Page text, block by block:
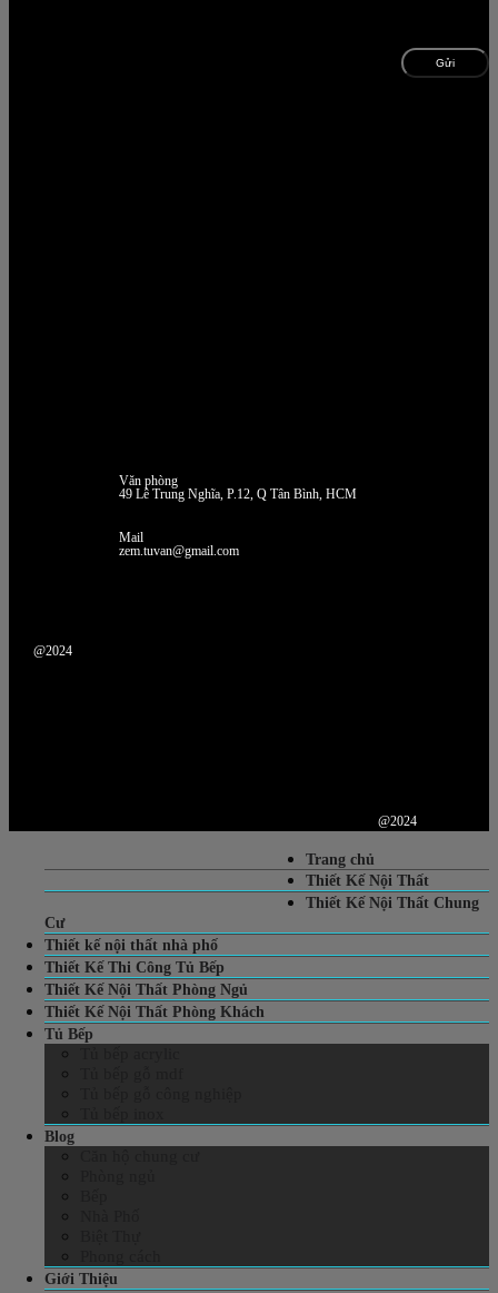
Văn phòng
49 Lê Trung Nghĩa, P.12, Q Tân Bình, HCM
Mail
zem.tuvan@gmail.com
@2024
@2024
Trang chủ
Thiết Kế Nội Thất
Thiết Kế Nội Thất Chung
Cư
Thiết kế nội thất nhà phố
Thiết Kế Thi Công Tủ Bếp
Thiết Kế Nội Thất Phòng Ngủ
Thiết Kế Nội Thất Phòng Khách
Tủ Bếp
Blog
Giới Thiệu